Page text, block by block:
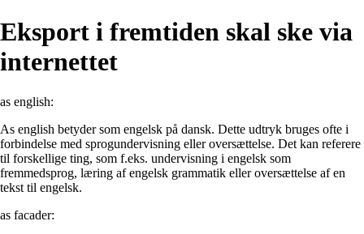
Eksport i fremtiden skal ske via
internettet
as english:
As english betyder som engelsk på dansk. Dette udtryk bruges ofte i
forbindelse med sprogundervisning eller oversættelse. Det kan referere
til forskellige ting, som f.eks. undervisning i engelsk som
fremmedsprog, læring af engelsk grammatik eller oversættelse af en
tekst til engelsk.
as facader: